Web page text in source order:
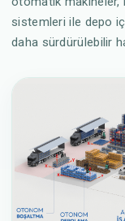
sistemleri ile depo
daha sürdürülebilir